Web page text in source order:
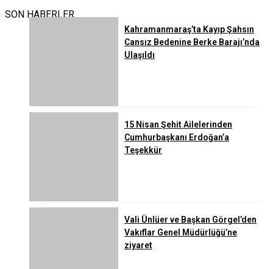
SON HABERLER
Kahramanmaraş’ta Kayıp Şahsın
Cansız Bedenine Berke Barajı’nda
Ulaşıldı
15 Nisan Şehit Ailelerinden
Cumhurbaşkanı Erdoğan’a
Teşekkür
Vali Ünlüer ve Başkan Görgel’den
Vakıflar Genel Müdürlüğü’ne
ziyaret